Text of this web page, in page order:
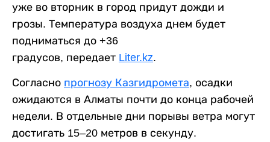
уже во вторник в город придут дожди и
грозы. Температура воздуха днем будет
подниматься до +36
градусов, передает Liter.kz.
Согласно прогнозу Казгидромета, осадки
ожидаются в Алматы почти до конца рабочей
недели. В отдельные дни порывы ветра могут
достигать 15–20 метров в секунду.